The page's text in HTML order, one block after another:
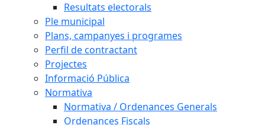
Resultats electorals
Ple municipal
Plans, campanyes i programes
Perfil de contractant
Projectes
Informació Pública
Normativa
Normativa / Ordenances Generals
Ordenances Fiscals